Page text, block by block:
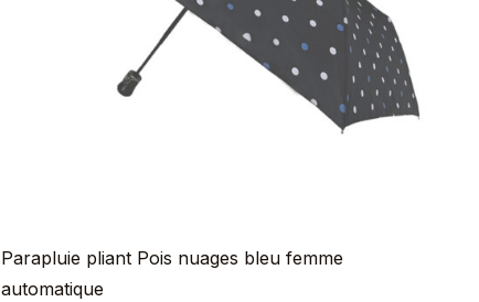
Parapluie pliant Pois nuages bleu femme
automatique